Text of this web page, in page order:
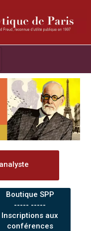
Boutique SPP
----- -----
Inscriptions aux
conférences